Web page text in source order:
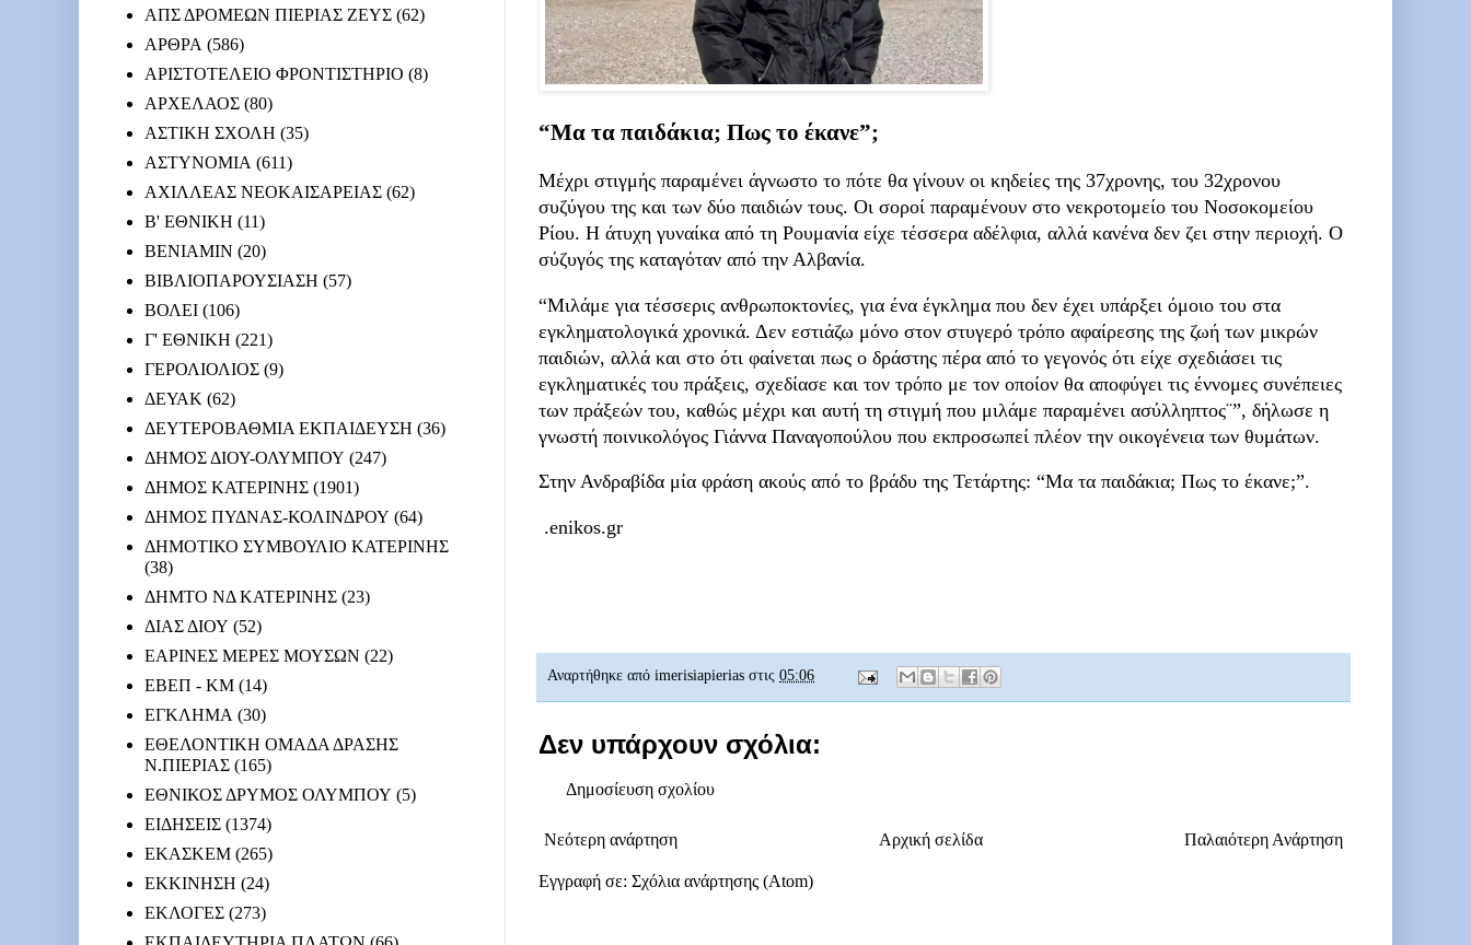
“Μα τα παιδάκια; Πως το έκανε”;
Μέχρι στιγμής παραμένει άγνωστο το πότε θα γίνουν οι κηδείες της 37χρονης, του 32χρονου
συζύγου της και των δύο παιδιών τους. Οι σοροί παραμένουν στο νεκροτομείο του Νοσοκομείου
Ρίου. Η άτυχη γυναίκα από τη Ρουμανία είχε τέσσερα αδέλφια, αλλά κανένα δεν ζει στην περιοχή. Ο
σύζυγός της καταγόταν από την Αλβανία.
“Μιλάμε για τέσσερις ανθρωποκτονίες, για ένα έγκλημα που δεν έχει υπάρξει όμοιο του στα
εγκληματολογικά χρονικά. Δεν εστιάζω μόνο στον στυγερό τρόπο αφαίρεσης της ζωή των μικρών
παιδιών, αλλά και στο ότι φαίνεται πως ο δράστης πέρα από το γεγονός ότι είχε σχεδιάσει τις
εγκληματικές του πράξεις, σχεδίασε και τον τρόπο με τον οποίον θα αποφύγει τις έννομες συνέπειες
των πράξεών του, καθώς μέχρι και αυτή τη στιγμή που μιλάμε παραμένει ασύλληπτος¨”, δήλωσε η
γνωστή ποινικολόγος Γιάννα Παναγοπούλου που εκπροσωπεί πλέον την οικογένεια των θυμάτων.
Στην Ανδραβίδα μία φράση ακούς από το βράδυ της Τετάρτης: “Μα τα παιδάκια; Πως το έκανε;”.
.enikos.gr
Αναρτήθηκε από imerisiapierias στις 05:06
Δεν υπάρχουν σχόλια:
Δημοσίευση σχολίου
Νεότερη ανάρτηση Παλαιότερη Ανάρτηση
Αρχική σελίδα
Εγγραφή σε: Σχόλια ανάρτησης (Atom)
ΑΠΣ ΔΡΟΜΕΩΝ ΠΙΕΡΙΑΣ ΖΕΥΣ (62)
ΑΡΘΡΑ (586)
ΑΡΙΣΤΟΤΕΛΕΙΟ ΦΡΟΝΤΙΣΤΗΡΙΟ (8)
ΑΡΧΕΛΑΟΣ (80)
ΑΣΤΙΚΗ ΣΧΟΛΗ (35)
ΑΣΤΥΝΟΜΙΑ (611)
ΑΧΙΛΛΕΑΣ ΝΕΟΚΑΙΣΑΡΕΙΑΣ (62)
Β' ΕΘΝΙΚΗ (11)
ΒΕΝΙΑΜΙΝ (20)
ΒΙΒΛΙΟΠΑΡΟΥΣΙΑΣΗ (57)
ΒΟΛΕΙ (106)
Γ' ΕΘΝΙΚΗ (221)
ΓΕΡΟΛΙΟΛΙΟΣ (9)
ΔΕΥΑΚ (62)
ΔΕΥΤΕΡΟΒΑΘΜΙΑ ΕΚΠΑΙΔΕΥΣΗ (36)
ΔΗΜΟΣ ΔΙΟΥ-ΟΛΥΜΠΟΥ (247)
ΔΗΜΟΣ ΚΑΤΕΡΙΝΗΣ (1901)
ΔΗΜΟΣ ΠΥΔΝΑΣ-ΚΟΛΙΝΔΡΟΥ (64)
ΔΗΜΟΤΙΚΟ ΣΥΜΒΟΥΛΙΟ ΚΑΤΕΡΙΝΗΣ
(38)
ΔΗΜΤΟ ΝΔ ΚΑΤΕΡΙΝΗΣ (23)
ΔΙΑΣ ΔΙΟΥ (52)
ΕΑΡΙΝΕΣ ΜΕΡΕΣ ΜΟΥΣΩΝ (22)
ΕΒΕΠ - ΚΜ (14)
ΕΓΚΛΗΜΑ (30)
ΕΘΕΛΟΝΤΙΚΗ ΟΜΑΔΑ ΔΡΑΣΗΣ
Ν.ΠΙΕΡΙΑΣ (165)
ΕΘΝΙΚΟΣ ΔΡΥΜΟΣ ΟΛΥΜΠΟΥ (5)
ΕΙΔΗΣΕΙΣ (1374)
ΕΚΑΣΚΕΜ (265)
ΕΚΚΙΝΗΣΗ (24)
ΕΚΛΟΓΕΣ (273)